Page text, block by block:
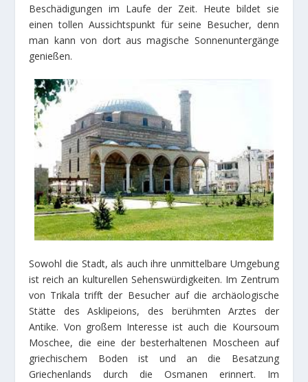
Beschädigungen im Laufe der Zeit. Heute bildet sie
einen tollen Aussichtspunkt für seine Besucher, denn
man kann von dort aus magische Sonnenuntergänge
genießen.
Sowohl die Stadt, als auch ihre unmittelbare Umgebung
ist reich an kulturellen Sehenswürdigkeiten. Im Zentrum
von Trikala trifft der Besucher auf die archäologische
Stätte des Asklipeions, des berühmten Arztes der
Antike. Von großem Interesse ist auch die Koursoum
Moschee, die eine der besterhaltenen Moscheen auf
griechischem Boden ist und an die Besatzung
Griechenlands durch die Osmanen erinnert. Im